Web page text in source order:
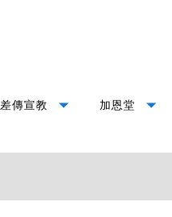
差傳宣教 arrow_drop_down 加恩堂 arrow_drop_down